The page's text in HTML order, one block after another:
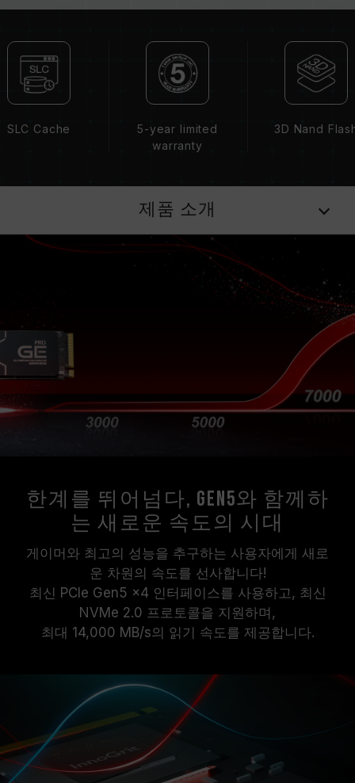
으로 업데이트하시길 권장합니다.
SLC Cache
5-year limited
warranty
3D Nand
제품 소개
한계를 뛰어넘다, Gen5와 함께하
는 새로운 속도의 시대
게이머와 최고의 성능을 추구하는 사용자에게 새로
운 차원의 속도를 선사합니다!
최신 PCIe Gen5 x4 인터페이스를 사용하고, 최신
NVMe 2.0 프로토콜을 지원하며,
최대 14,000 MB/s의 읽기 속도를 제공합니다.